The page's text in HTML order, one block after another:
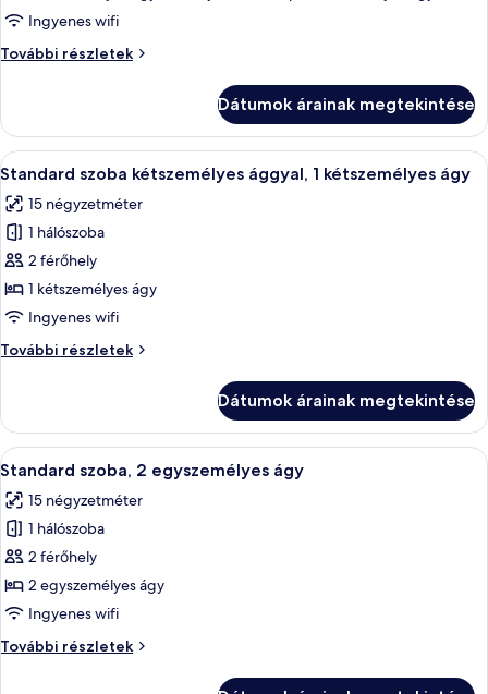
lakosztály,
1
kétszemélyes
és
egy
kinyitható
kanapé
Ingyenes wifi
További részletek
Családi
ágy
és
egy
kanapé
további
részletei
Dátumok árainak megtekintése
A
következő
szoba
összes
képének
megtekintése:
Standard
kétszemélyes
kétszemélyes
ágy
Egy szállodai szoba, amelyben
12
Standard szoba kétszemélyes ággyal, 1 kétszemélyes ágy
15 négyzetméter
1 hálószoba
2 férőhely
1 kétszemélyes ágy
Ingyenes wifi
További részletek
Standard
1
kétszemélyes
ágy
részletei
Dátumok árainak megtekintése
A
következő
szoba
összes
képének
megtekintése:
Standard
2
Egy szállodai szoba két ággyal,
11
Standard szoba, 2 egyszemélyes ágy
15 négyzetméter
1 hálószoba
2 férőhely
2 egyszemélyes ágy
Ingyenes wifi
További részletek
Standard